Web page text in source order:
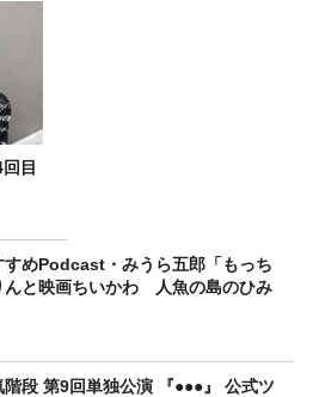
目
すめPodcast・みうら五郎「もっち
んと映画ちいかわ 人魚の島のひみ
階段 第9回単独公演 『●●●』 公式ツ